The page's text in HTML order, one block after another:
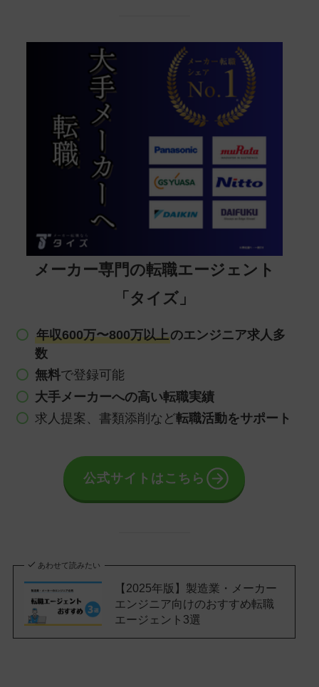
メーカー専門の転職エージェント
「タイズ」
年収600万〜800万以上のエンジニア求人多
数
無料で登録可能
大手メーカーへの高い転職実績
求人提案、書類添削など転職活動をサポート
公式サイトはこちら
あわせて読みたい
【2025年版】製造業・メーカー
エンジニア向けのおすすめ転職
エージェント3選